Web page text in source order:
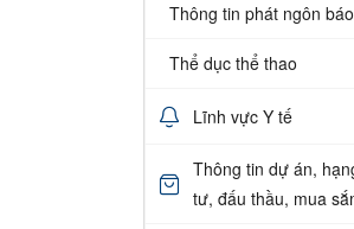
Thông tin phát ngôn
Thể dục thể thao
Lĩnh vực Y tế
Thông tin dự án,
tư, đấu thầu, mua